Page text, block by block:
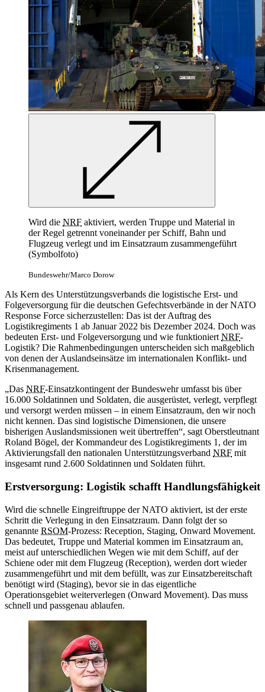
Wird die NRF aktiviert, werden Truppe und Material in
der Regel getrennt voneinander per Schiff, Bahn und
Flugzeug verlegt und im Einsatzraum zusammengeführt
(Symbolfoto)
Bundeswehr/Marco Dorow
Als Kern des Unterstützungsverbands die logistische Erst- und
Folgeversorgung für die deutschen Gefechtsverbände in der NATO
Response Force sicherzustellen: Das ist der Auftrag des
Logistikregiments 1 ab Januar 2022 bis Dezember 2024. Doch was
bedeuten Erst- und Folgeversorgung und wie funktioniert NRF-
Logistik? Die Rahmenbedingungen unterscheiden sich maßgeblich
von denen der Auslandseinsätze im internationalen Konflikt- und
Krisenmanagement.
„Das NRF-Einsatzkontingent der Bundeswehr umfasst bis über
16.000 Soldatinnen und Soldaten, die ausgerüstet, verlegt, verpflegt
und versorgt werden müssen – in einem Einsatzraum, den wir noch
nicht kennen. Das sind logistische Dimensionen, die unsere
bisherigen Auslandsmissionen weit übertreffen“, sagt Oberstleutnant
Roland Bögel, der Kommandeur des Logistikregiments 1, der im
Aktivierungsfall den nationalen Unterstützungsverband NRF mit
insgesamt rund 2.600 Soldatinnen und Soldaten führt.
Erstversorgung: Logistik schafft Handlungsfähigkeit
Wird die schnelle Eingreiftruppe der NATO aktiviert, ist der erste
Schritt die Verlegung in den Einsatzraum. Dann folgt der so
genannte RSOM-Prozess: Reception, Staging, Onward Movement.
Das bedeutet, Truppe und Material kommen im Einsatzraum an,
meist auf unterschiedlichen Wegen wie mit dem Schiff, auf der
Schiene oder mit dem Flugzeug (Reception), werden dort wieder
zusammengeführt und mit dem befüllt, was zur Einsatzbereitschaft
benötigt wird (Staging), bevor sie in das eigentliche
Operationsgebiet weiterverlegen (Onward Movement). Das muss
schnell und passgenau ablaufen.